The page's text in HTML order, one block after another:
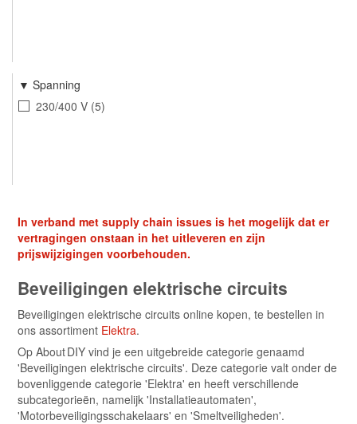
Spanning
230/400 V 5
In verband met supply chain issues is het mogelijk dat er
vertragingen onstaan in het uitleveren en zijn
prijswijzigingen voorbehouden.
Beveiligingen elektrische circuits
Beveiligingen elektrische circuits online kopen, te bestellen in
ons assortiment Elektra.
Op About DIY vind je een uitgebreide categorie genaamd
'Beveiligingen elektrische circuits'. Deze categorie valt onder de
bovenliggende categorie 'Elektra' en heeft verschillende
subcategorieën, namelijk 'Installatieautomaten',
'Motorbeveiligingsschakelaars' en 'Smeltveiligheden'.